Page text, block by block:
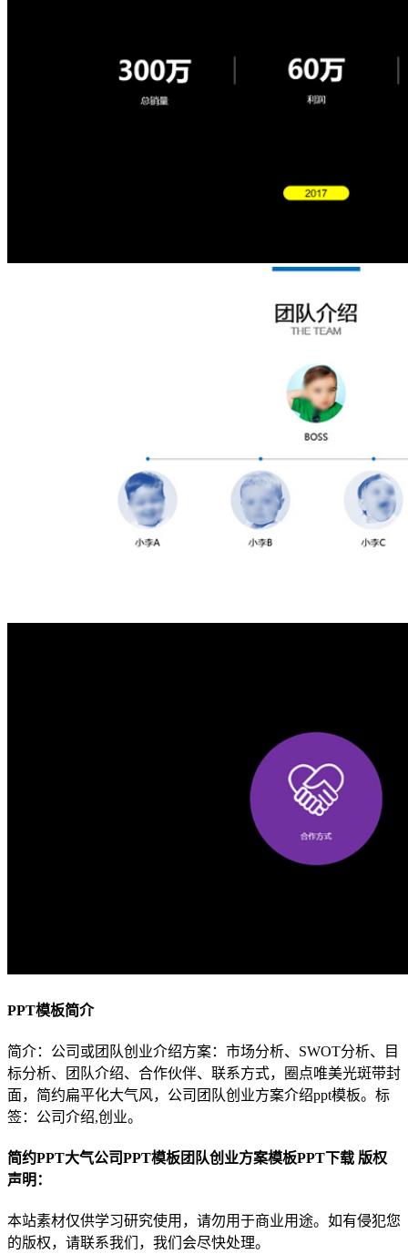
PPT模板简介
简介：公司或团队创业介绍方案：市场分析、SWOT分析、目
标分析、团队介绍、合作伙伴、联系方式，圈点唯美光斑带封
面，简约扁平化大气风，公司团队创业方案介绍ppt模板。标
签：公司介绍,创业。
简约PPT大气公司PPT模板团队创业方案模板PPT下载 版权
声明：
本站素材仅供学习研究使用，请勿用于商业用途。如有侵犯您
的版权，请联系我们，我们会尽快处理。